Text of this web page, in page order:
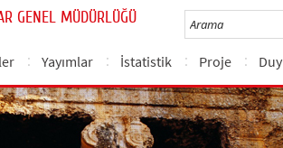
GENEL MÜDÜRLÜĞÜ
Yayımlar İstatistik Proje